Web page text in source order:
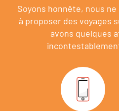
Soyons honnête, nous
à proposer des voyages
avons quelques